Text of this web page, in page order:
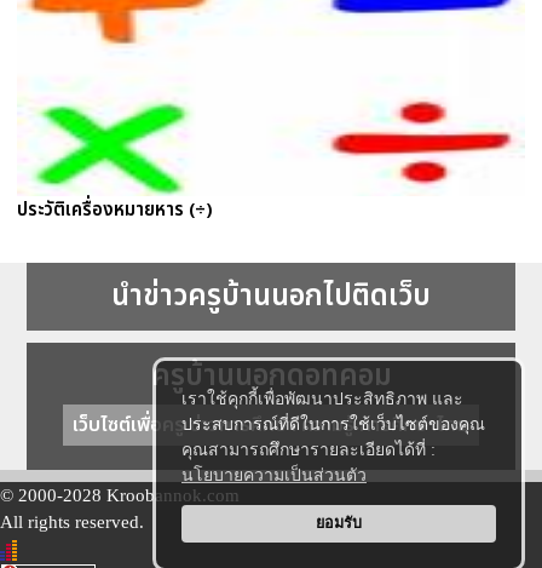
เราใช้คุกกี้เพื่อพัฒนาประสิทธิภาพ และ
ประสบการณ์ที่ดีในการใช้เว็บไซต์ของคุณ
คุณสามารถศึกษารายละเอียดได้ที่ :
นโยบายความเป็นส่วนตัว
ยอมรับ
ประวัติเครื่องหมายหาร (÷)
นำข่าวครูบ้านนอกไปติดเว็บ
ครูบ้านนอกดอทคอม
เว็บไซต์เพื่อครู ข่าวการศึกษา ความรู้ การศึกษาไทย
© 2000-2028 Kroobannok.com
All rights reserved.